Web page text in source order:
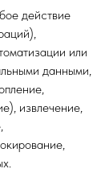
действие
или
данными,
извлечение,